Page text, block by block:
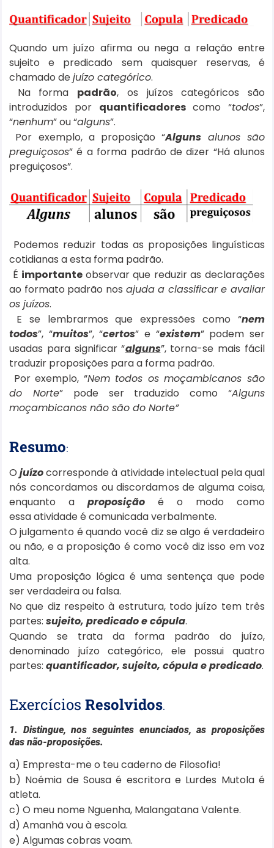
Quando um juízo afirma ou nega a relação entre
sujeito e predicado sem quaisquer reservas, é
chamado dejuízo categórico.
Na forma padrão, os juízos categóricos são
introduzidos por quantificadores como “todos”,
“nenhum” ou “alguns”.
Por exemplo, a proposição “Alguns alunos são
preguiçosos” é a forma padrão de dizer “Há alunos
preguiçosos”.
Podemos reduzir todas as proposições linguísticas
cotidianas a esta forma padrão.
É importante observar que reduzir as declarações
ao formato padrão nos ajuda a classificar e avaliar
os juízos.
E se lembrarmos que expressões como “nem
todos”, “muitos”, “certos” e “existem” podem ser
usadas para significar “alguns”, torna-se mais fácil
traduzir proposições para a forma padrão.
Por exemplo, “Nem todos os moçambicanos são
do Norte” pode ser traduzido como “Alguns
moçambicanos não são do Norte”
Resumo:
Ojuízocorresponde à atividade intelectual pela qual
nós concordamos ou discordamos de alguma coisa,
enquanto a proposição é o modo como
essa atividade é comunicada verbalmente.
O julgamento é quando você diz se algo é verdadeiro
ou não, e a proposição é como você diz isso em voz
alta.
Uma proposição lógica é uma sentença que pode
ser verdadeira ou falsa.
No que diz respeito à estrutura, todo juízo tem três
partes: sujeito, predicado e cópula.
Quando se trata da forma padrão do juízo,
denominado juízo categórico, ele possui quatro
partes: quantificador, sujeito, cópula e predicado.
Exercícios Resolvidos.
1. Distingue, nos seguintes enunciados, as proposições
das não-proposições.
a) Empresta-me o teu caderno de Filosofia!
b) Noémia de Sousa é escritora e Lurdes Mutola é
atleta.
c) O meu nome Nguenha, Malangatana Valente.
d) Amanhã vou à escola.
e) Algumas cobras voam.